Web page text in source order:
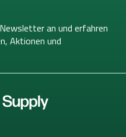
an und erfahren
Aktionen und